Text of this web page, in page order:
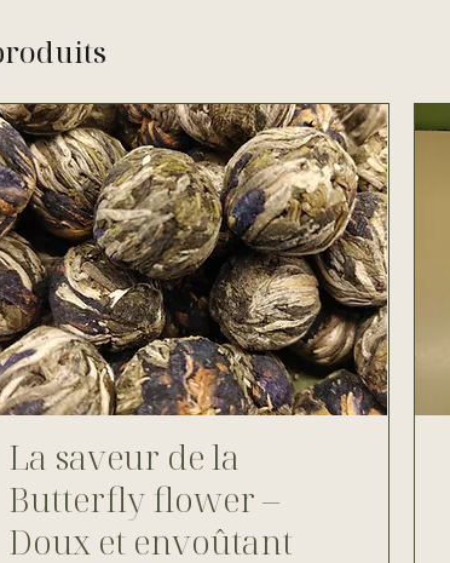
La saveur de la
Butterfly flower –
Doux et envoûtant